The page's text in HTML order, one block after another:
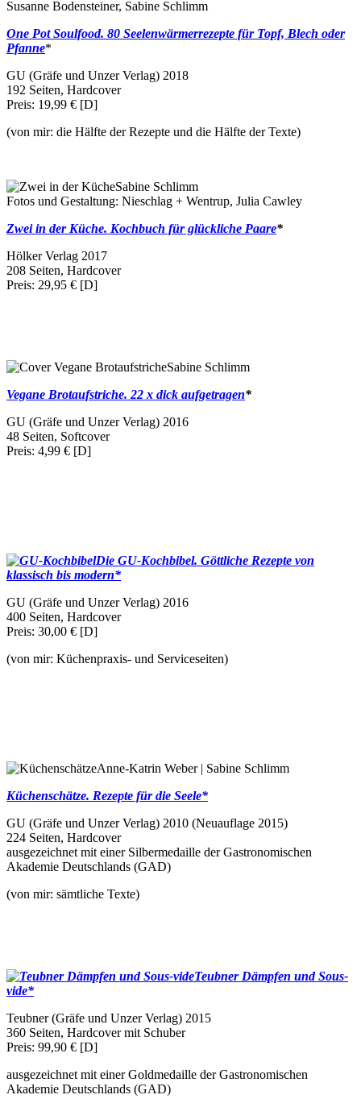
Susanne Bodensteiner, Sabine Schlimm
One Pot Soulfood. 80 Seelenwärmerrezepte für Topf, Blech oder
Pfanne*
GU (Gräfe und Unzer Verlag) 2018
192 Seiten, Hardcover
Preis: 19,99 € [D]
(von mir: die Hälfte der Rezepte und die Hälfte der Texte)
Sabine Schlimm
Fotos und Gestaltung: Nieschlag + Wentrup, Julia Cawley
Zwei in der Küche. Kochbuch für glückliche Paare*
Hölker Verlag 2017
208 Seiten, Hardcover
Preis: 29,95 € [D]
Sabine Schlimm
Vegane Brotaufstriche. 22 x dick aufgetragen*
GU (Gräfe und Unzer Verlag) 2016
48 Seiten, Softcover
Preis: 4,99 € [D]
Die GU-Kochbibel. Göttliche Rezepte von
klassisch bis modern*
GU (Gräfe und Unzer Verlag) 2016
400 Seiten, Hardcover
Preis: 30,00 € [D]
(von mir: Küchenpraxis- und Serviceseiten)
Anne-Katrin Weber | Sabine Schlimm
Küchenschätze. Rezepte für die Seele*
GU (Gräfe und Unzer Verlag) 2010 (Neuauflage 2015)
224 Seiten, Hardcover
ausgezeichnet mit einer Silbermedaille der Gastronomischen
Akademie Deutschlands (GAD)
(von mir: sämtliche Texte)
Teubner Dämpfen und Sous-
vide*
Teubner (Gräfe und Unzer Verlag) 2015
360 Seiten, Hardcover mit Schuber
Preis: 99,90 € [D]
ausgezeichnet mit einer Goldmedaille der Gastronomischen
Akademie Deutschlands (GAD)